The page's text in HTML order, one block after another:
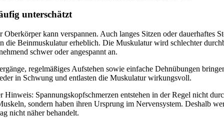
unterschätzt
Oberkörper kann verspannen. Auch langes Sitzen oder dauerhaftes
die Beinmuskulatur erheblich. Die Muskulatur wird schlechter
schwer oder angespannt an.
regelmäßiges Aufstehen sowie einfache Dehnübungen
in Schwung und entlasten die Muskulatur wirkungsvoll.
Hinweis: Spannungskopfschmerzen entstehen in der Regel nicht
sondern haben ihren Ursprung im Nervensystem. Deshalb
nicht näher behandelt.